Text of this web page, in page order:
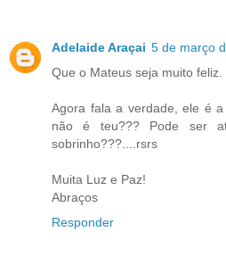
Adelaide Araçai 5 de março
Que o Mateus seja muito feliz.
Agora fala a verdade, ele é
não é teu??? Pode ser
sobrinho???....rsrs
Muita Luz e Paz!
Abraços
Responder